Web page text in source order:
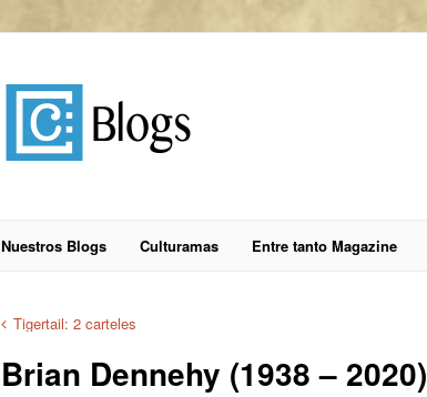
Nuestros Blogs Culturamas Entre tanto Magazine
Tigertail: 2 carteles
Brian Dennehy (1938 – 2020)